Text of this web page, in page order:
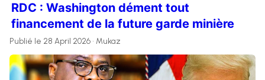
RDC : Washington dément tout
financement de la future garde minière
Publié le 28 April 2026 • Mukaz